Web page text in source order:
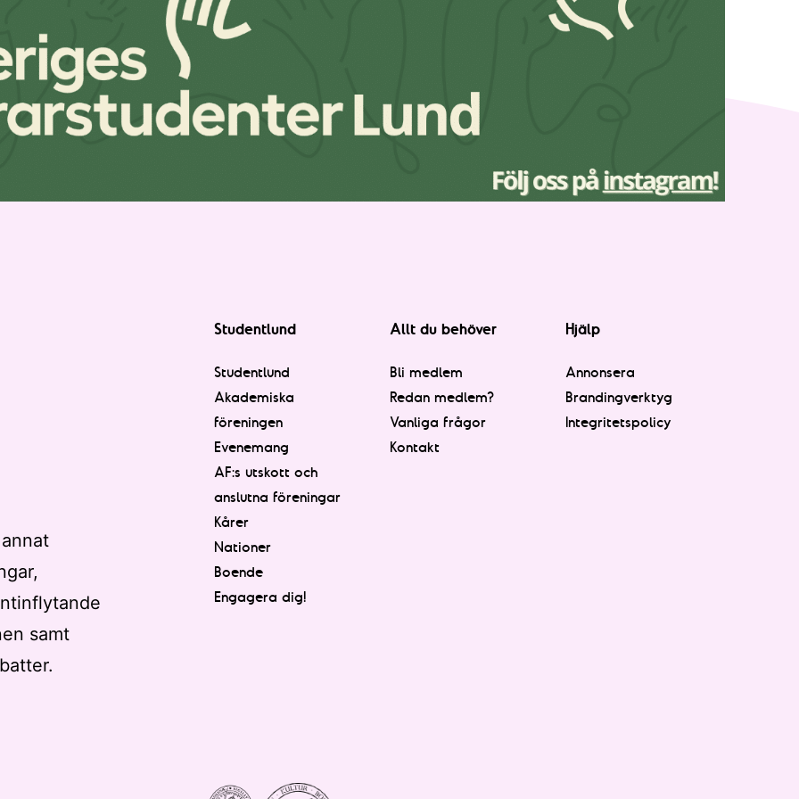
samt
Studentlund
Studentlund
Akademiska
föreningen
Evenemang
AF:s utskott och
anslutna föreningar
Kårer
Nationer
Boende
Engagera dig!
Allt du behöver
Bli medlem
Redan medlem?
Vanliga frågor
Kontakt
Hjälp
Annonsera
Brandingverktyg
Integritetspolicy